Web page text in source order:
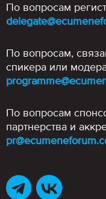
По вопросам
По вопросам,
спикера или
По вопросам
партнерства и